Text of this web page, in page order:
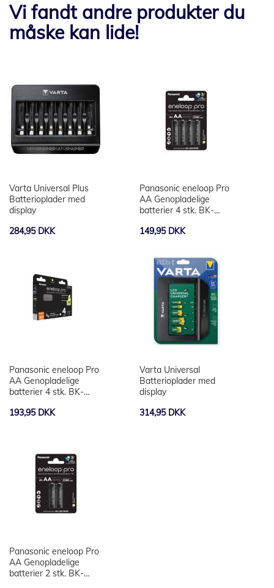
Vi fandt andre produkter du
måske kan lide!
Varta Universal Plus
Batterioplader med
display
284,95 DKK
Panasonic eneloop Pro
AA Genopladelige
batterier 4 stk. BK-
149,95 DKK
Panasonic eneloop Pro
AA Genopladelige
batterier 4 stk. BK-
193,95 DKK
Varta Universal
Batterioplader med
display
314,95 DKK
Panasonic eneloop Pro
AA Genopladelige
batterier 2 stk. BK-